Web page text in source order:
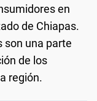
en
de Chiapas.
son una parte
de los
región.